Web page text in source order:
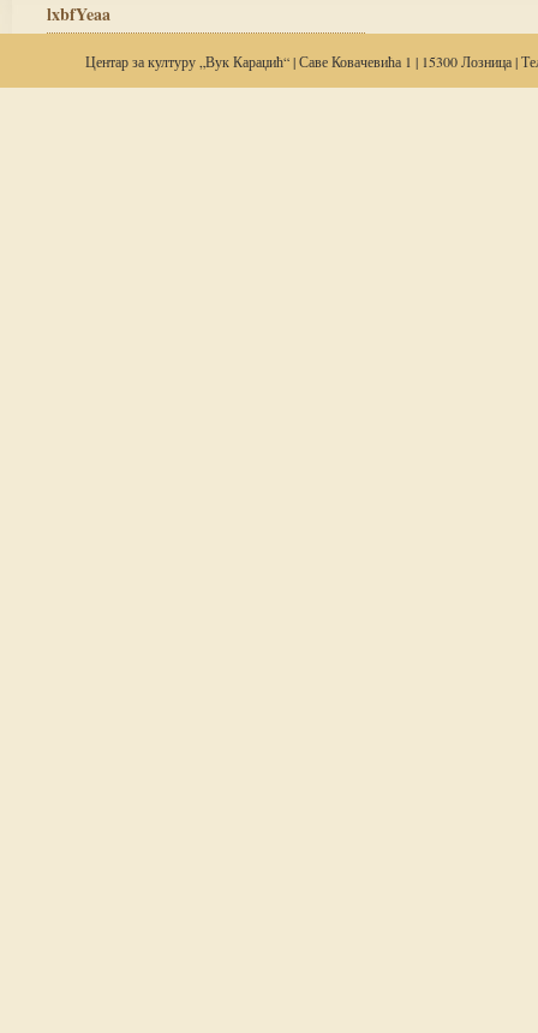
lxbfYeaa
Центар закултуру „Вук Караџић“ | Саве Ковачевића 1 | 15300 Лозница |